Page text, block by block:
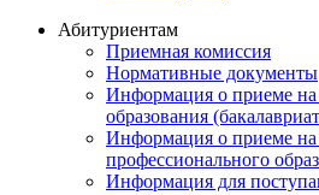
Абитуриентам
Приемная комиссия
Нормативные документы
Информация о приеме
образования
Информация о приеме на
профессионального
Информация для